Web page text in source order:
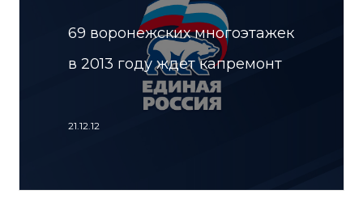
69 воронежских многоэтажек
в 2013 году ждет капремонт
21.12.12